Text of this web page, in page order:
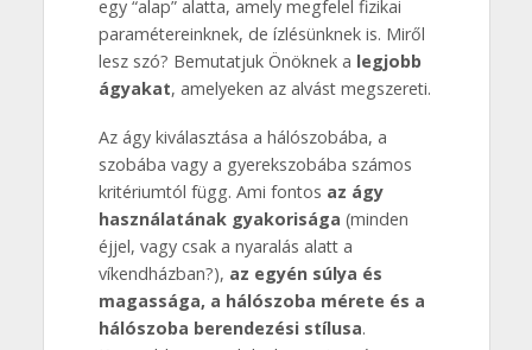
egy “alap” alatta, amely megfelel fizikai
paramétereinknek, de ízlésünknek is. Miről
lesz szó? Bemutatjuk Önöknek a legjobb
ágyakat, amelyeken az alvást megszereti.
Az ágy kiválasztása a hálószobába, a
szobába vagy a gyerekszobába számos
kritériumtól függ. Ami fontos az ágy
használatának gyakorisága (minden
éjjel, vagy csak a nyaralás alatt a
víkendházban?), az egyén súlya és
magassága, a hálószoba mérete és a
hálószoba berendezési stílusa.